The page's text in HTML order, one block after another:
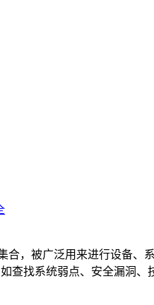
，被广泛用来进行设备
查找系统弱点、安全漏洞、